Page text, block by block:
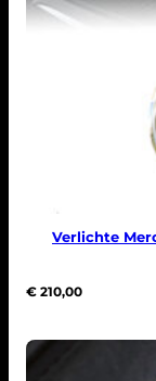
Verlichte
€ 210,00